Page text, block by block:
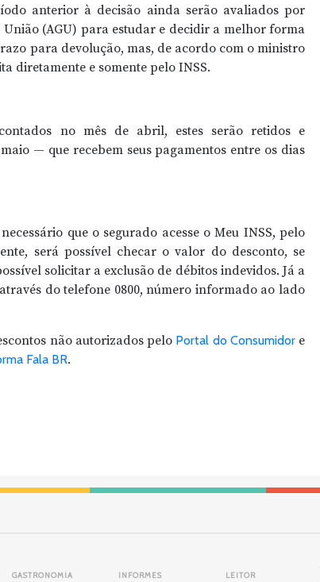
anterior à decisão ainda serão avaliados por
(AGU) para estudar e decidir a melhor forma
para devolução, mas, de acordo com o ministro
diretamente e somente pelo INSS.
no mês de abril, estes serão retidos e
— que recebem seus pagamentos entre os dias
que o segurado acesse o Meu INSS, pelo
será possível checar o valor do desconto, se
solicitar a exclusão de débitos indevidos. Já a
do telefone 0800, número informado ao lado
não autorizados pelo Portal do Consumidore
Fala BR.
GASTRONOMIA INFORMES LEITOR